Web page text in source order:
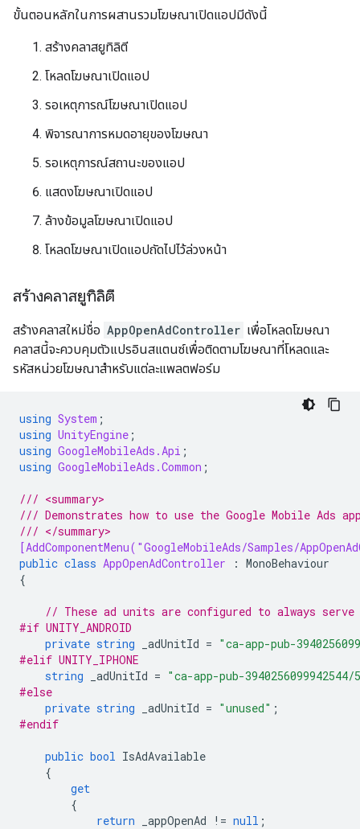
ขั้นตอนหลักในการผสานรวมโฆษณาเปิดแอปมีดังนี้
สร้างคลาสยูทิลิตี
โหลดโฆษณาเปิดแอป
รอเหตุการณ์โฆษณาเปิดแอป
พิจารณาการหมดอายุของโฆษณา
รอเหตุการณ์สถานะของแอป
แสดงโฆษณาเปิดแอป
ล้างข้อมูลโฆษณาเปิดแอป
โหลดโฆษณาเปิดแอปถัดไปไว้ล่วงหน้า
สร้างคลาสยูทิลิตี
สร้างคลาสใหม่ชื่อ AppOpenAdController เพื่อโหลดโฆษณา
คลาสนี้จะควบคุมตัวแปรอินสแตนซ์เพื่อติดตามโฆษณาที่โหลดและ
รหัสหน่วยโฆษณาสำหรับแต่ละแพลตฟอร์ม
using System ;
using UnityEngine ;
using GoogleMobileAds.Api ;
using GoogleMobileAds.Common ;
/// <summary>
/// Demonstrates how to use the Google Mobile Ads
/// </summary>
[AddComponentMenu("GoogleMobileAds/Samples/
public class AppOpenAdController : MonoBehaviour
{
// These ad units are configured to always
#if UNITY_ANDROID
private string _adUnitId = "ca-app-pub-
#elif UNITY_IPHONE
string
_adUnitId = "ca-app-pub-3940256099942544/
#else
private string _adUnitId = "unused" ;
#endif
public bool IsAdAvailable
{
get
{
return
_appOpenAd != null ;